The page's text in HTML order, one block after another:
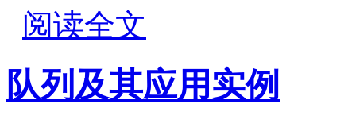
阅读全文
队列及其应用实例